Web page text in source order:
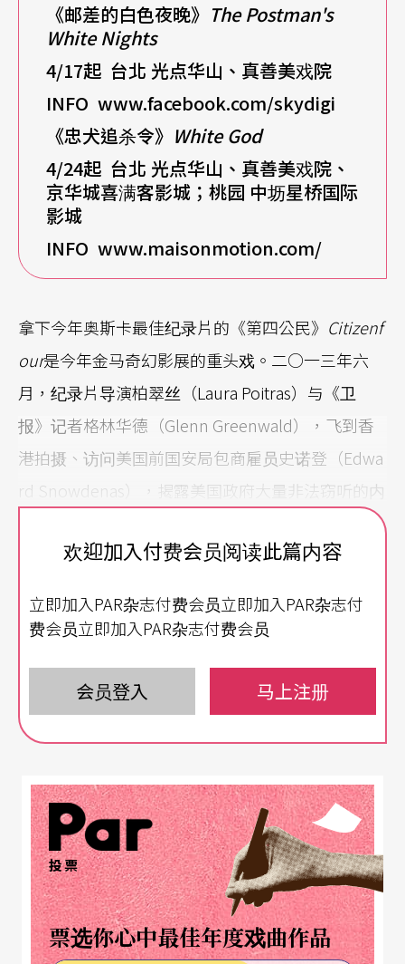
《邮差的白色夜晚》 The Postman's
White Nights
4/17起 台北 光点华山、真善美戏院
INFO www.facebook.com/skydigi
《忠犬追杀令》 White God
4/24起 台北 光点华山、真善美戏院、
京华城喜满客影城；桃园 中坜星桥国际
影城
INFO www.maisonmotion.com/
拿下今年奥斯卡最佳纪录片的《第四公民》 Citizenf
our是今年金马奇幻影展的重头戏。二○一三年六
月，纪录片导演柏翠丝（Laura Poitras）与《卫
报》记者格林华德（Glenn Greenwald），飞到香
港拍摄、访问美国前国安局包商雇员史诺登（Edwa
rd Snowdenas），揭露美国政府大量非法窃听的内
用户资讯，手机、邮件内容无一幸免。这个证据确
美国政府要以「反间谍法」起诉他，纪录片呈现史
代价的天人交战。
明写暗喻 都是真实
虽然说小孩与动物在拍片现场最难掌握控制，但是
纯粹的小孩与动物，总是能简化复杂的人类社会现
象，当头棒喝让人类反省自身的愚昧与贪婪，代表
匈牙利参加奥斯卡最佳外语片，拿下坎城影展「一
种注目」单元最佳影片的《忠犬追杀令》，描述了
收容所弃犬大反扑的故事，片头多达两百四十七只
欢迎加入付费会员阅读此篇内容
立即加入PAR杂志付费会员立即加入PAR杂志付
费会员立即加入PAR杂志付费会员
会员登入 马上注册
投票
票选你心中最佳年度戏曲作品